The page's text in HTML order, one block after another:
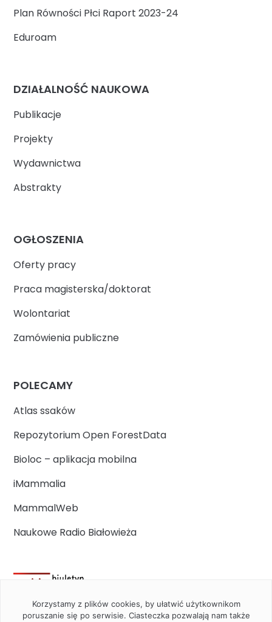
Plan Równości Płci Raport 2023-24
Eduroam
DZIAŁALNOŚĆ NAUKOWA
Publikacje
Projekty
Wydawnictwa
Abstrakty
OGŁOSZENIA
Oferty pracy
Praca magisterska/doktorat
Wolontariat
Zamówienia publiczne
POLECAMY
Atlas ssaków
Repozytorium Open ForestData
Bioloc – aplikacja mobilna
iMammalia
MammalWeb
Naukowe Radio Białowieża
Korzystamy z plików cookies, by ułatwić użytkownikom
poruszanie się po serwisie. Ciasteczka pozwalają nam także